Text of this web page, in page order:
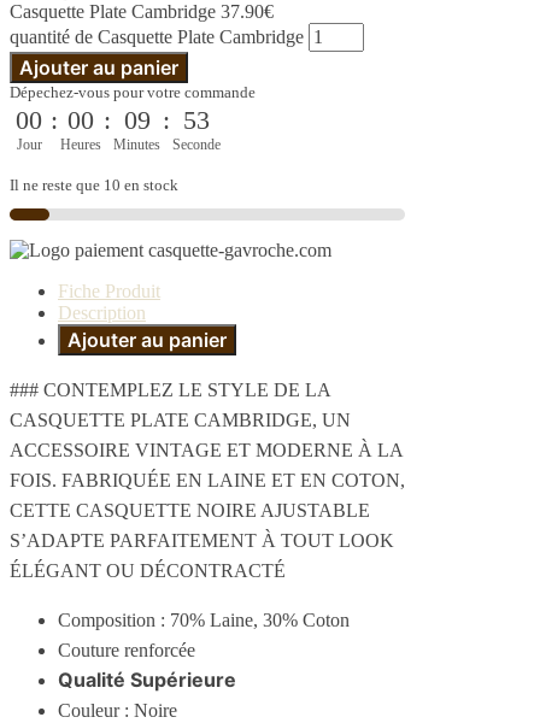
Casquette Plate Cambridge 37.90€
quantité de Casquette Plate Cambridge
Ajouter au panier
Dépechez-vous pour votre commande
00
Jour
: 00
Heures
: 09
Minutes
: 53
Seconde
Il ne reste que 10 en stock
Fiche Produit
Description
Ajouter au panier
### CONTEMPLEZ LE STYLE DE LA
CASQUETTE PLATE CAMBRIDGE, UN
ACCESSOIRE VINTAGE ET MODERNE À LA
FOIS. FABRIQUÉE EN LAINE ET EN COTON,
CETTE CASQUETTE NOIRE AJUSTABLE
S’ADAPTE PARFAITEMENT À TOUT LOOK
ÉLÉGANT OU DÉCONTRACTÉ
Composition : 70% Laine, 30% Coton
Couture renforcée
Qualité Supérieure
Couleur : Noire